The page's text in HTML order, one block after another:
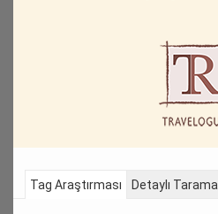
Tag Araştırması Detaylı Tarama